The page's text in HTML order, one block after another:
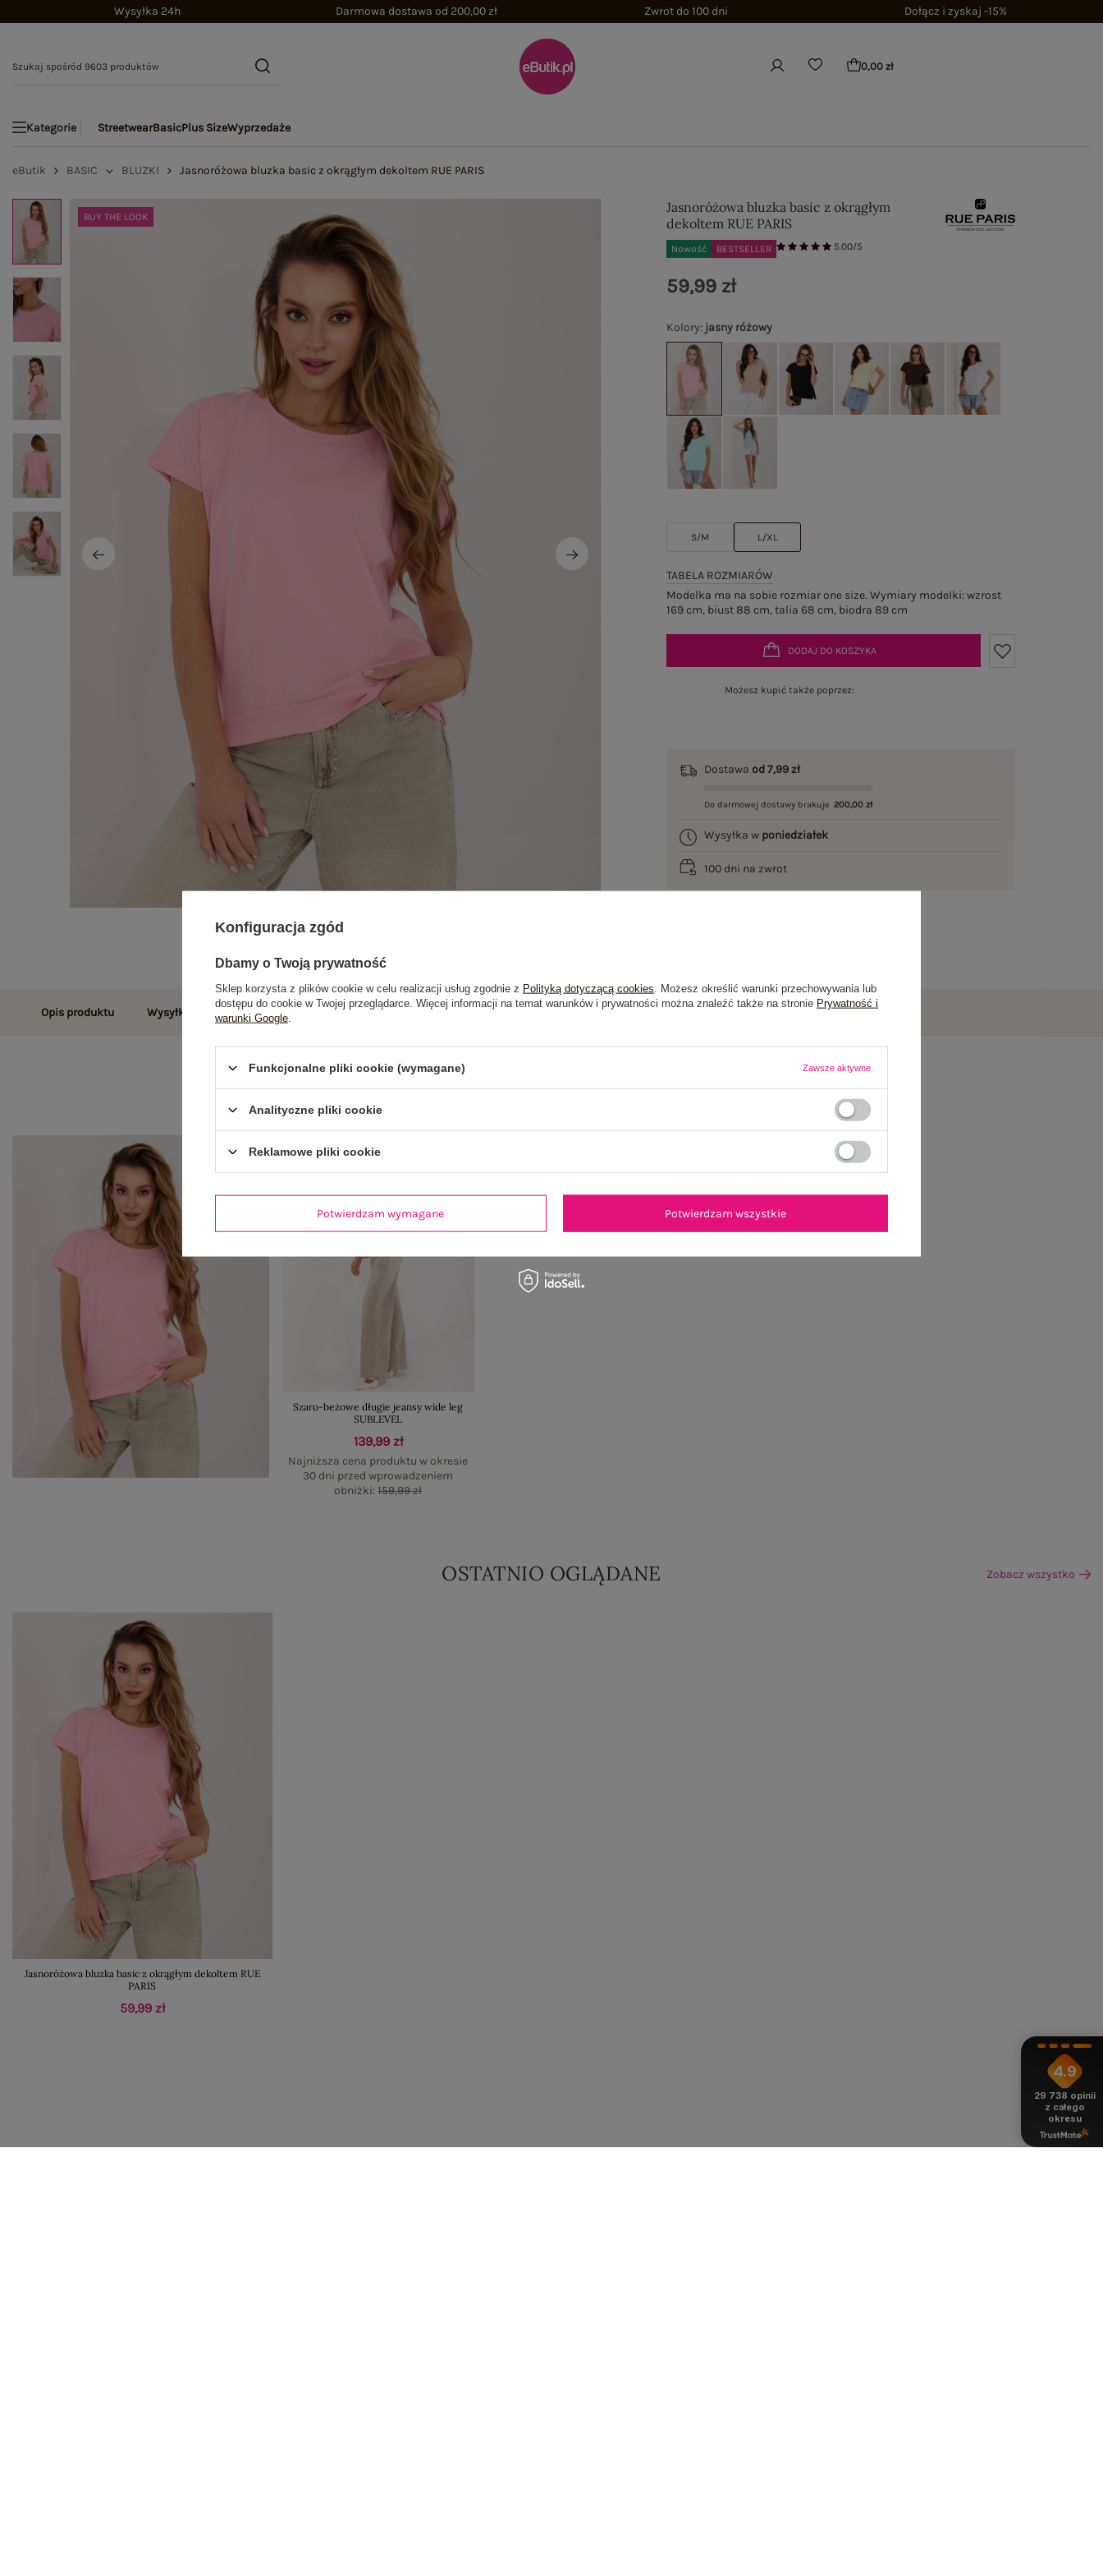
Wysyłka 24h Darmowa dostawa od 200,00 zł Zwrot do 100 dni Dołącz i zyskaj -15%
0,00 zł
Kategorie StreetwearBasicPlus SizeWyprzedaże
eButik BASIC BLUZKI Jasnoróżowa bluzka basic z okrągłym dekoltem RUE PARIS
BUY THE LOOK
Jasnoróżowa bluzka basic z okrągłym
dekoltem RUE PARIS
Nowość BESTSELLER 5.00/5
Kolory: jasny różowy
S/M L/XL
TABELA ROZMIARÓW
Modelka ma na sobie rozmiar one size. Wymiary modelki: wzrost
169 cm, biust 88 cm, talia 68 cm, biodra 89 cm
59,99 zł
DODAJ DO KOSZYKA
Możesz kupić także poprzez:
Dostawaod 7,99 zł
Do darmowej dostawy brakuje 200,00 zł
Wysyłka w poniedziałek
100 dni na zwrot
Opis produktu Wysyłka i dostawa Zwroty i reklamacje Opinie o produkcie
Szaro-beżowe długie jeansy wide leg
SUBLEVEL
139,99 zł
Najniższa cena produktu w okresie
30 dni przed wprowadzeniem
obniżki:159,99 zł
OSTATNIO OGLĄDANE Zobacz wszystko
Jasnoróżowa bluzka basic z okrągłym dekoltem RUE
PARIS
59,99 zł
4.9
29 738 opinii
z całego
okresu
Konfiguracja zgód
Dbamy o Twoją prywatność
Sklep korzysta z plików cookie w celu realizacji usług zgodnie z Polityką dotyczącą cookies . Możesz określić warunki przechowywania lub
dostępu do cookie w Twojej przeglądarce. Więcej informacji na temat warunków i prywatności można znaleźć także na stronie Prywatność i
warunki Google
Funkcjonalne pliki cookie (wymagane) Zawsze aktywne
Analityczne pliki cookie
Reklamowe pliki cookie
Potwierdzam wymagane Potwierdzam wszystkie